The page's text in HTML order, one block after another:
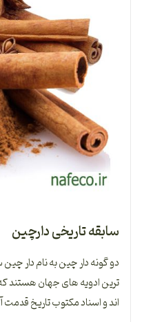
سابقه تاریخی دارچین
دو گونه دار چین به نام دار
ترین ادویه های جهان هستند
اند و اسناد مکتوب تاریخ قدمت آن ها را به ۴۰-۳۰